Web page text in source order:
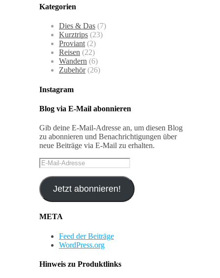
Kategorien
Dies & Das (7)
Kurztrips (23)
Proviant (2)
Reisen (22)
Wandern (6)
Zubehör(26)
Instagram
Blog via E-Mail abonnieren
Gib deine E-Mail-Adresse an, um diesen Blog
zu abonnieren und Benachrichtigungen über
neue Beiträge via E-Mail zu erhalten.
E-
Mail-
Adresse
Jetzt abonnieren!
META
Feed der Beiträge
WordPress.org
Hinweis zu Produktlinks